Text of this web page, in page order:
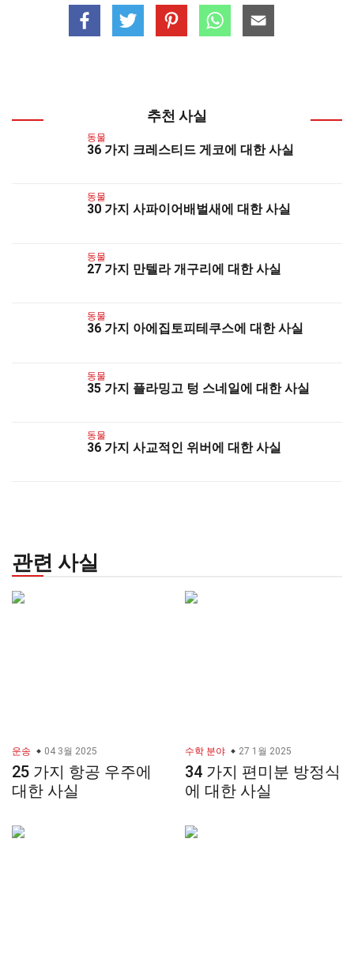
추천 사실
동물
36 가지 크레스티드 게코에 대한 사실
동물
30 가지 사파이어배벌새에 대한 사실
동물
27 가지 만텔라 개구리에 대한 사실
동물
36 가지 아에집토피테쿠스에 대한 사실
동물
35 가지 플라밍고 텅 스네일에 대한 사실
동물
36 가지 사교적인 위버에 대한 사실
관련 사실
운송 04 3월 2025
25 가지 항공 우주에
대한 사실
수학 분야 27 1월 2025
34 가지 편미분 방정식
에 대한 사실